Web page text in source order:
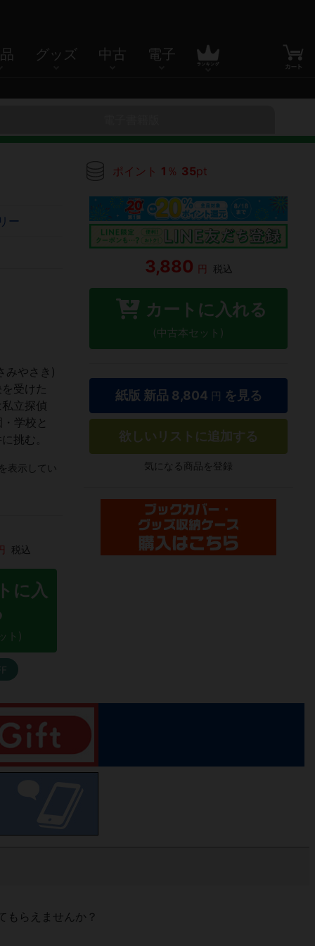
グッズ 中古 電子
ー
みやさき)
受けた
立探偵
学校と
挑む。
表示してい
税込
に入
ト)
ポイント 1 ％ 35pt
3,880 円 税込
カートに入れる
(中古本セット)
紙版 新品 8,804 円 を見る
欲しいリストに追加する
気になる商品を登録
もらえませんか？